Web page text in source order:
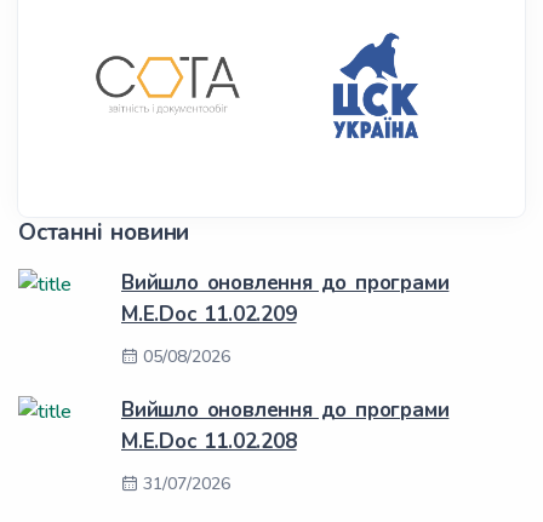
Останні новини
Вийшло оновлення до програми
M.E.Doc 11.02.209
05/08/2026
Вийшло оновлення до програми
M.E.Doc 11.02.208
31/07/2026